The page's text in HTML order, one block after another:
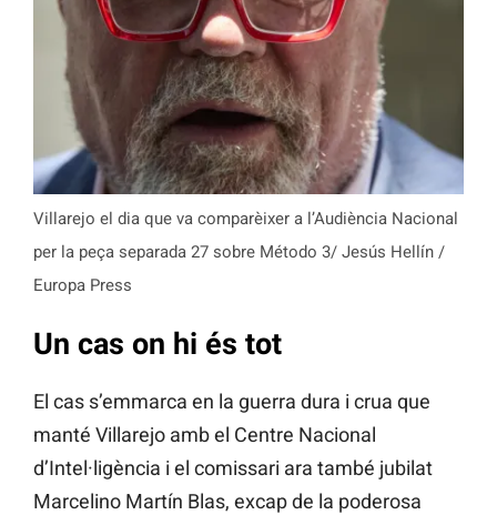
Villarejo el dia que va comparèixer a l’Audiència Nacional
per la peça separada 27 sobre Método 3/ Jesús Hellín /
Europa Press
Un cas on hi és tot
El cas s’emmarca en la guerra dura i crua que
manté Villarejo amb el Centre Nacional
d’Intel·ligència i el comissari ara també jubilat
Marcelino Martín Blas, excap de la poderosa